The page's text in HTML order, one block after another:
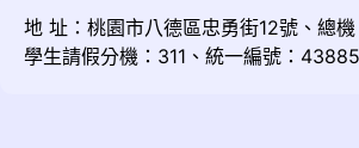
地 址：桃園市八德區忠勇街12號、
學生請假分機：311、統一編號：